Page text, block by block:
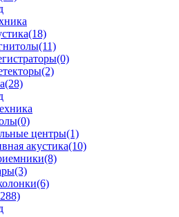
(18)
(11)
(0)
(2)
(28)
(0)
центры(1)
акустика(10)
(8)
(3)
(6)